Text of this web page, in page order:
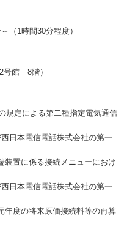
（1時間30分程度）
号館 8階）
規定による第二種指定電気通信
日本電信電話株式会社の第一
置に係る接続メニューにおけ
日本電信電話株式会社の第一
度の将来原価接続料等の再算